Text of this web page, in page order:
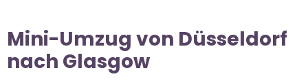
Mini-Umzug von Düsseldorf
nach Glasgow